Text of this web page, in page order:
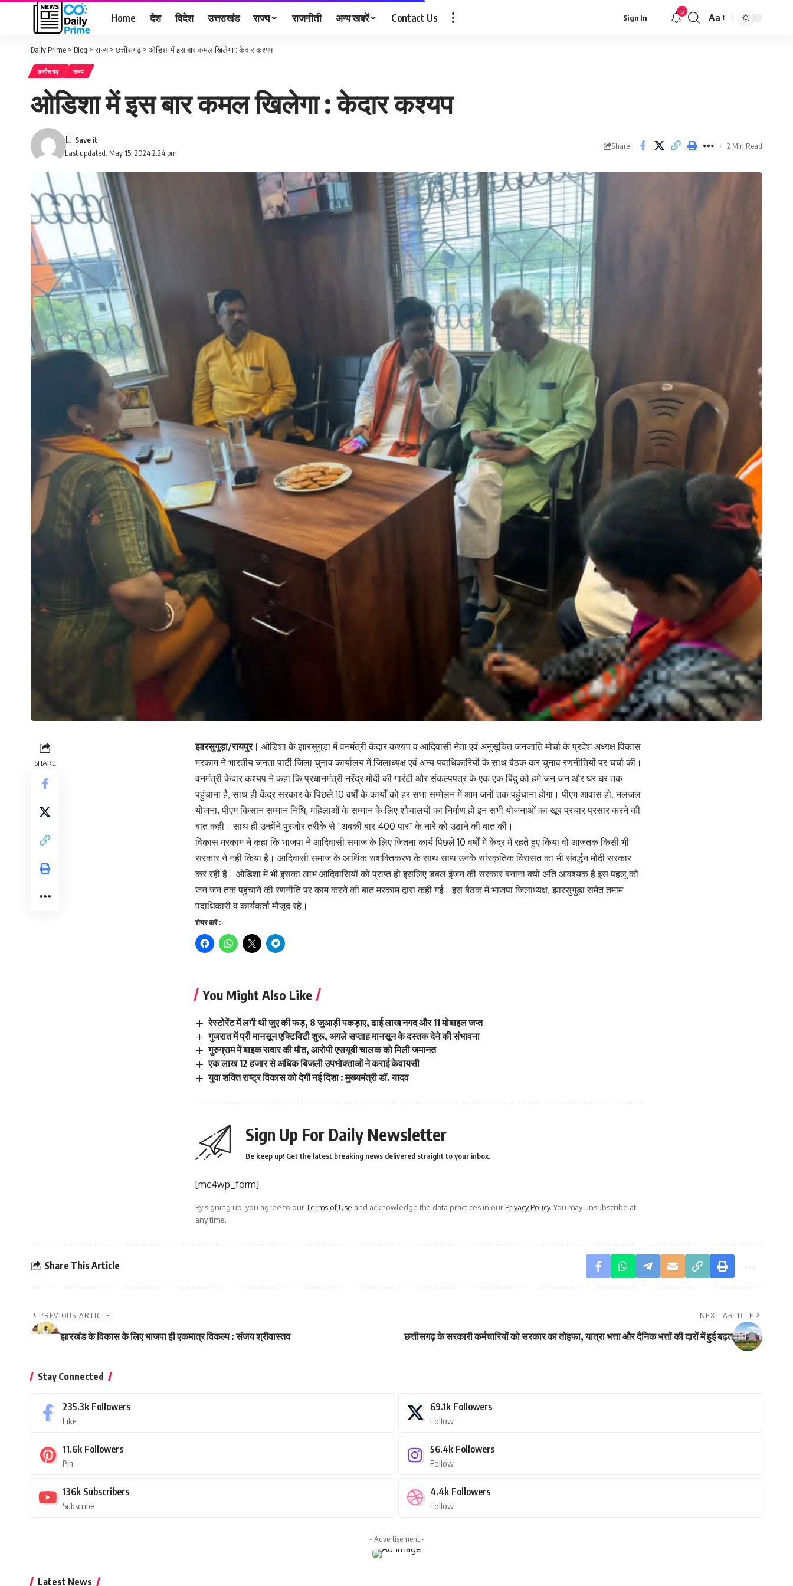
Home देश विदेश उत्तराखंड राज्य राजनीती अन्य खबरें Contact Us Sign In
5
Font
Aa
Daily Prime > Blog >राज्य>छत्तीसगढ़> ओडिशा में इस बार कमल खिलेगा : केदार कश्यप
छत्तीसगढ़ राज्य
ओडिशा में इस बार कमल खिलेगा : केदार कश्यप
Last updated: May 15, 2024 2:24 pm
Share 2 Min Read
SHARE
झारसुगुड़ा/रायपुर। ओडिशा के झारसुगुड़ा में वनमंत्री केदार कश्यप व आदिवासी नेता एवं अनुसूचित जनजाति मोर्चा के प्रदेश अध्यक्ष विकास
मरकाम ने भारतीय जनता पार्टी जिला चुनाव कार्यालय में जिलाध्यक्ष एवं अन्य पदाधिकारियों के साथ बैठक कर चुनाव रणनीतियों पर चर्चा की।
वनमंत्री केदार कश्यप ने कहा कि प्रधानमंत्री नरेंद्र मोदी की गारंटी और संकल्पपत्र के एक एक बिंदु को हमे जन जन और घर घर तक
पहुंचाना है, साथ ही केंद्र सरकार के पिछले 10 वर्षों के कार्यों को हर सभा सम्मेलन में आम जनों तक पहुंचाना होगा। पीएम आवास हो, नलजल
योजना, पीएम किसान सम्मान निधि, महिलाओं के सम्मान के लिए शौचालयों का निर्माण हो इन सभी योजनाओं का खूब प्रचार प्रसार करने की
बात कही। साथ ही उन्होंने पुरजोर तरीके से “अबकी बार 400 पार” के नारे को उठाने की बात की।
विकास मरकाम ने कहा कि भाजपा ने आदिवासी समाज के लिए जितना कार्य पिछले 10 वर्षों में केंद्र में रहते हुए किया वो आजतक किसी भी
सरकार ने नही किया है। आदिवासी समाज के आर्थिक सशक्तिकरण के साथ साथ उनके सांस्कृतिक विरासत का भी संवर्द्धन मोदी सरकार
कर रही है। ओडिशा में भी इसका लाभ आदिवासियों को प्राप्त हो इसलिए डबल इंजन की सरकार बनाना क्यों अति आवश्यक है इस पहलू को
जन जन तक पहुंचाने की रणनीति पर काम करने की बात मरकाम द्वारा कही गई। इस बैठक में भाजपा जिलाध्यक्ष, झारसुगुड़ा समेत तमाम
पदाधिकारी व कार्यकर्ता मौजूद रहे।
Continue
Reading
शेयर करें :-
You Might Also Like
रेस्टोरेंट में लगी थी जुए की फड़, 8 जुआड़ी पकड़ाए, ढाई लाख नगद और 11 मोबाइल जप्त
गुजरात में प्री मानसून एक्टिविटी शुरू, अगले सप्ताह मानसून के दस्तक देने की संभावना
गुरुग्राम में बाइक सवार की मौत, आरोपी एसयूवी चालक को मिली जमानत
एक लाख 12 हजार से अधिक बिजली उपभोक्ताओं ने कराई केवायसी
युवा शक्ति राष्ट्र विकास को देगी नई दिशा : मुख्यमंत्री डॉ. यादव
Sign Up For Daily Newsletter
Be keep up! Get the latest breaking news delivered straight to your inbox.
[mc4wp_form]
By signing up, you agree to ourTerms of Use and acknowledge the data practices in ourPrivacy Policy. You may unsubscribe at
any time.
Share This Article
PREVIOUS ARTICLE
झारखंड के विकास के लिए भाजपा ही एकमात्र विकल्प : संजय श्रीवास्तव
NEXT ARTICLE
छत्तीसगढ़ के सरकारी कर्मचारियों को सरकार का तोहफा, यात्रा भत्ता और दैनिक भत्तों की दारों में हुई बढ़त
Stay Connected
235.3k Followers
Like
69.1k Followers
Follow
11.6k Followers
Pin
56.4k Followers
Follow
136k Subscribers
Subscribe
4.4k Followers
Follow
- Advertisement -
Latest News